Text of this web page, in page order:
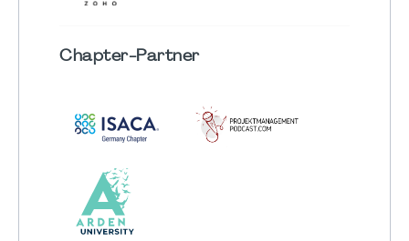
Chapter-Partner